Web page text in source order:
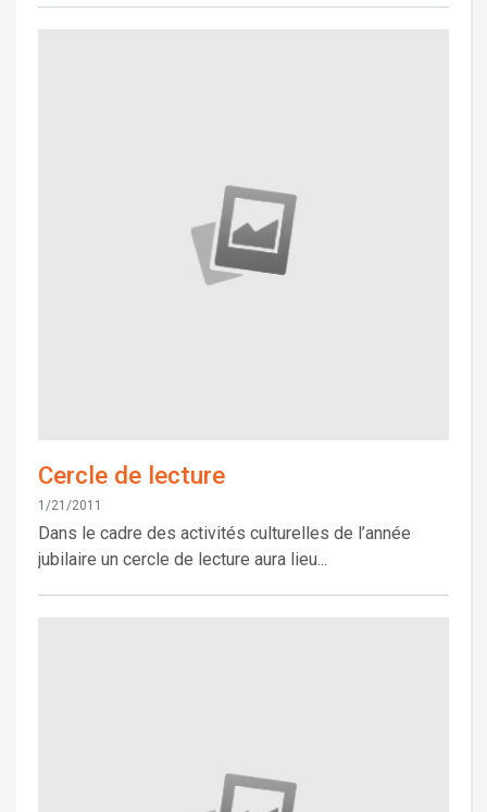
Cercle de lecture
1/21/2011
Dans le cadre des activités culturelles de l’année
jubilaire un cercle de lecture aura lieu...